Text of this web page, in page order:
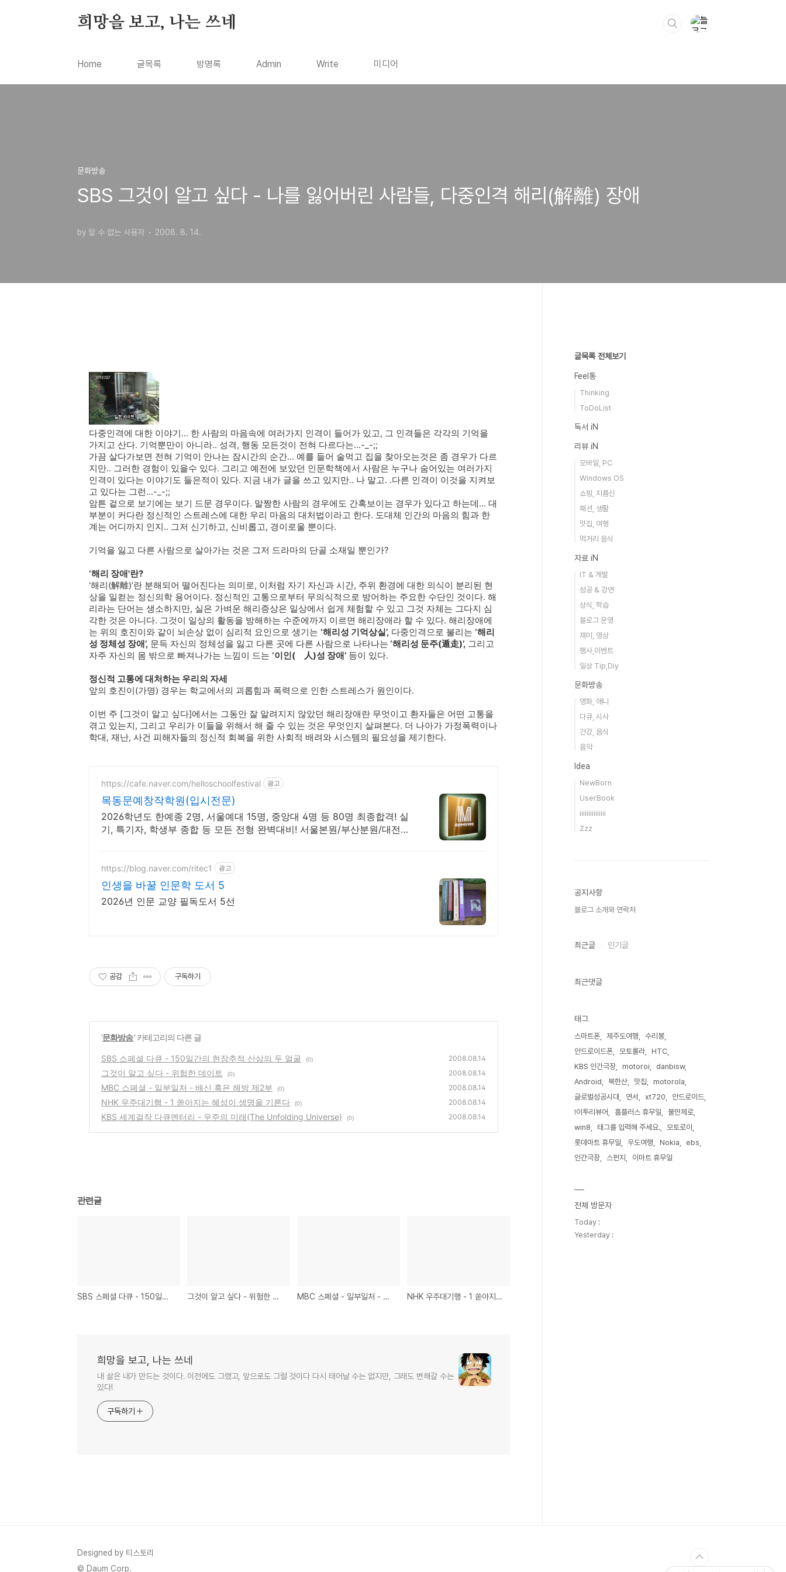
희망을 보고, 나는 쓰네
Home 글목록 방명록 Admin Write 미디어
문화방송
SBS 그것이 알고 싶다 - 나를 잃어버린 사람들, 다중인격 해리(解離) 장애
by 알 수 없는 사용자 2008. 8. 14.
다중인격에 대한 이야기... 한 사람의 마음속에 여러가지 인격이 들어가 있고, 그 인격들은 각각의 기억을
가지고 산다. 기억뿐만이 아니라.. 성격, 행동 모든것이 전혀 다르다는...-_-;;
가끔 살다가보면 전혀 기억이 안나는 잠시간의 순간... 예를 들어 술먹고 집을 찾아오는것은 좀 경우가 다르
지만.. 그러한 경험이 있을수 있다. 그리고 예전에 보았던 인문학책에서 사람은 누구나 숨어있는 여러가지
인격이 있다는 이야기도 들은적이 있다. 지금 내가 글을 쓰고 있지만.. 나 말고. .다른 인격이 이것을 지켜보
고 있다는 그런...-_-;;
암튼 겉으로 보기에는 보기 드문 경우이다. 말짱한 사람의 경우에도 간혹보이는 경우가 있다고 하는데... 대
부분이 커다란 정신적인 스트레스에 대한 우리 마음의 대처법이라고 한다. 도대체 인간의 마음의 힘과 한
계는 어디까지 인지.. 그저 신기하고, 신비롭고, 경이로울 뿐이다.
기억을 잃고 다른 사람으로 살아가는 것은 그저 드라마의 단골 소재일 뿐인가?
‘해리 장애'란?
‘해리(解離)’란 분해되어 떨어진다는 의미로, 이처럼 자기 자신과 시간, 주위 환경에 대한 의식이 분리된 현
상을 일컫는 정신의학 용어이다. 정신적인 고통으로부터 무의식적으로 방어하는 주요한 수단인 것이다. 해
리라는 단어는 생소하지만, 실은 가벼운 해리증상은 일상에서 쉽게 체험할 수 있고 그것 자체는 그다지 심
각한 것은 아니다. 그것이 일상의 활동을 방해하는 수준에까지 이르면 해리장애라 할 수 있다. 해리장애에
는 위의 호진이와 같이 뇌손상 없이 심리적 요인으로 생기는 ‘해리성 기억상실’, 다중인격으로 불리는 ‘해리
성 정체성 장애’, 문득 자신의 정체성을 잃고 다른 곳에 다른 사람으로 나타나는 ‘해리성 둔주(遁走)’, 그리고
자주 자신의 몸 밖으로 빠져나가는 느낌이 드는 ‘이인(離人)성 장애’ 등이 있다.
정신적 고통에 대처하는 우리의 자세
앞의 호진이(가명) 경우는 학교에서의 괴롭힘과 폭력으로 인한 스트레스가 원인이다.
이번 주 [그것이 알고 싶다]에서는 그동안 잘 알려지지 않았던 해리장애란 무엇이고 환자들은 어떤 고통을
겪고 있는지, 그리고 우리가 이들을 위해서 해 줄 수 있는 것은 무엇인지 살펴본다. 더 나아가 가정폭력이나
학대, 재난, 사건 피해자들의 정신적 회복을 위한 사회적 배려와 시스템의 필요성을 제기한다.
https://cafe.naver.com/helloschoolfestival 광고
목동문예창작학원(입시전문)
2026학년도 한예종 2명, 서울예대 15명, 중앙대 4명 등 80명 최종합격! 실
기, 특기자, 학생부 종합 등 모든 전형 완벽대비! 서울본원/부산분원/대전분
https://blog.naver.com/ritec1 광고
인생을 바꿀 인문학 도서 5
2026년 인문 교양 필독도서 5선
공감 구독하기
'문화방송' 카테고리의 다른 글
SBS 스페셜 다큐 - 150일간의 현장추적 산삼의 두 얼굴 (0) 2008.08.14
그것이 알고 싶다 - 위험한 데이트 (0) 2008.08.14
MBC 스폐셜 - 일부일처 - 배신 혹은 해방 제2부 (0) 2008.08.14
NHK 우주대기행 - 1 쏟아지는 혜성이 생명을 기른다 (0) 2008.08.14
KBS 세계걸작 다큐멘터리 - 우주의 미래(The Unfolding Universe) (0) 2008.08.14
관련글
SBS 스페셜 다큐 - 150일간의 현장추적 산삼의 두 얼굴 그것이 알고 싶다 - 위험한 데이트 MBC 스폐셜 - 일부일처 - 배신 혹은 해방 제2부 NHK 우주대기행 - 1 쏟아지는 혜성이 생명을 기른다
희망을 보고, 나는 쓰네
내 삶은 내가 만드는 것이다. 이전에도 그랬고, 앞으로도 그럴 것이다 다시 태어날 수는 없지만, 그래도 변해갈 수는
있다!
구독하기
글목록 전체보기
Feel통
Thinking
ToDoList
독서 iN
리뷰 iN
모바일, PC
Windows OS
쇼핑, 지름신
패션, 생활
맛집, 여행
먹거리 음식
자료 iN
IT & 개발
성공 & 강연
상식, 학습
블로그 운영
재미, 영상
행사,이벤트
일상 Tip,Diy
문화방송
영화, 애니
다큐, 시사
건강, 음식
음악
Idea
NewBorn
UserBook
iiiiiiiiiiiiiii
Zzz
공지사항
블로그 소개와 연락처
최근글 인기글
최근댓글
태그
스마트폰 제주도여행
수리봉
안드로이드폰
모토롤라
HTC
KBS 인간극장
motoroi
danbisw
Android
북한산 맛집
motorola
글로벌성공시대
연서 xt720
안드로이드
!이투리뷰어
홈플러스 휴무일
불만제로
win8
태그를 입력해 주세요.
모토로이
롯데마트 휴무일
우도여행 Nokia
ebs
인간극장
스펀지 이마트 휴무일
전체 방문자
Today :
Yesterday :
Designed by 티스토리
© Daum Corp.